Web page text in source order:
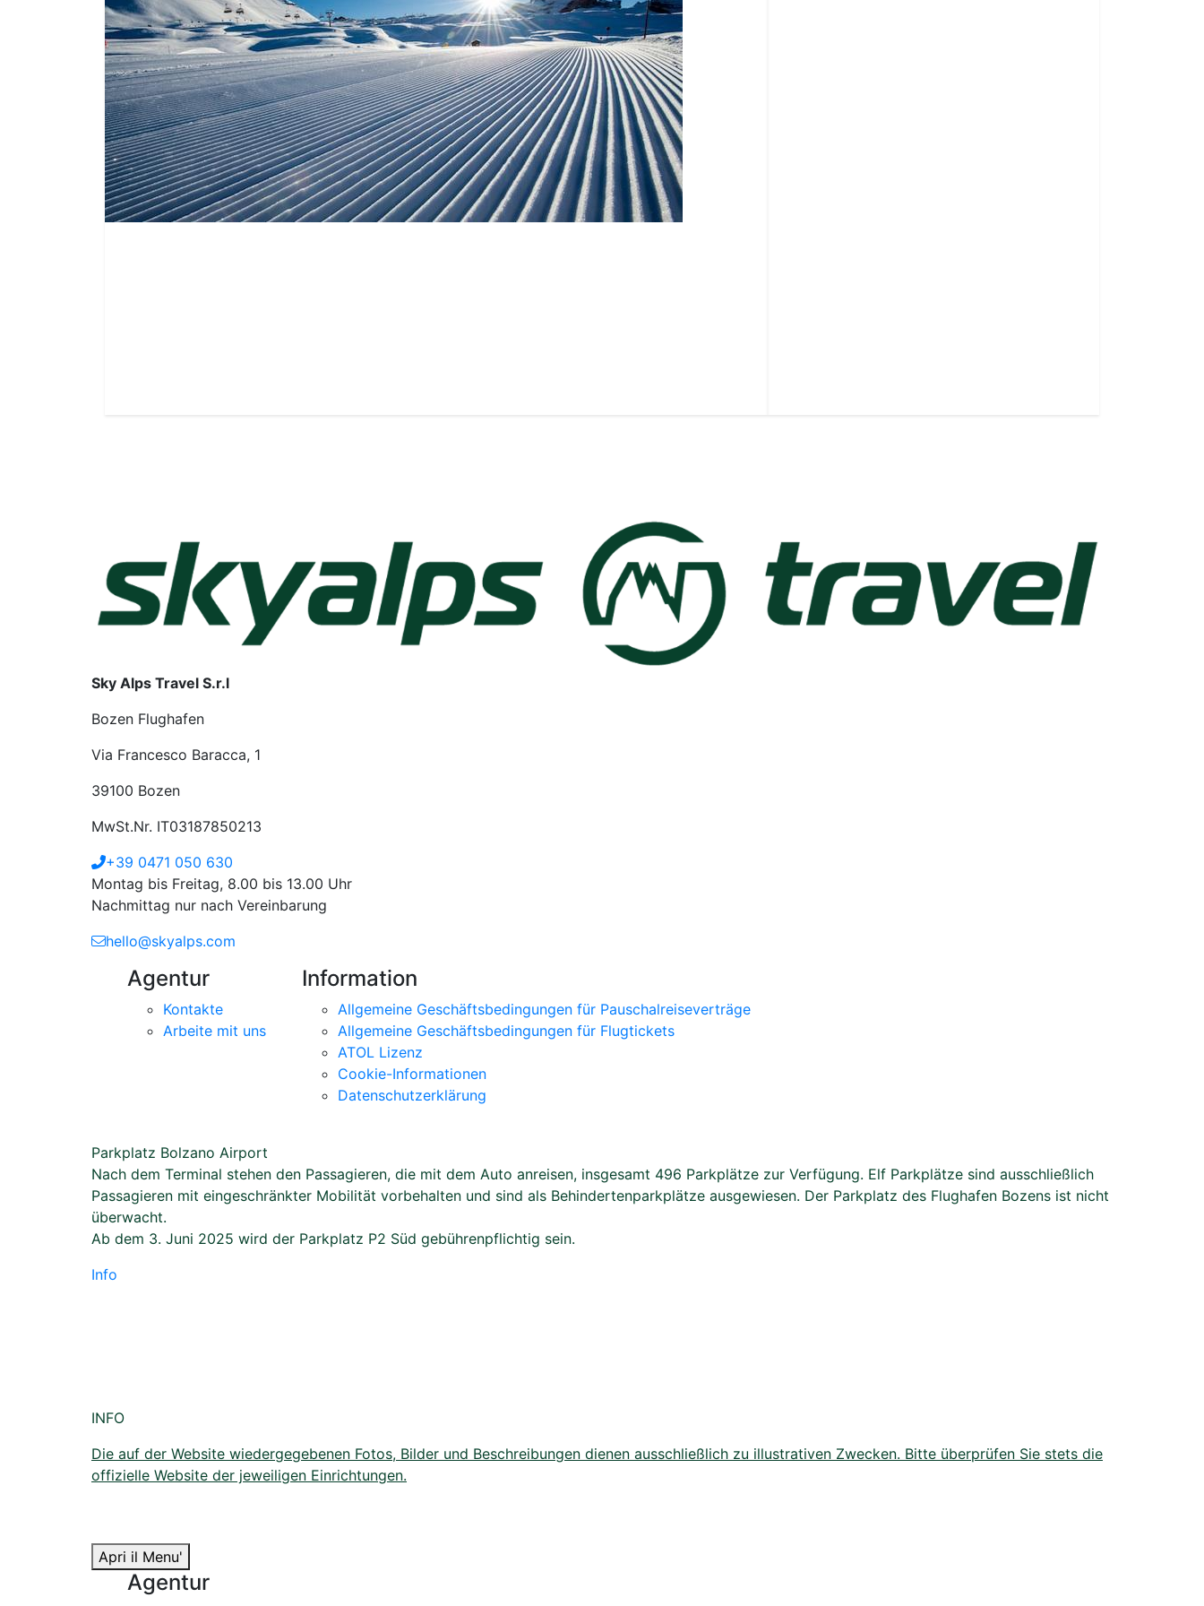
Sky Alps Travel S.r.l
Bozen Flughafen
Via Francesco Baracca, 1
39100 Bozen
MwSt.Nr. IT03187850213
+39 0471 050 630
Montag bis Freitag, 8.00 bis 13.00 Uhr
Nachmittag nur nach Vereinbarung
hello@skyalps.com
Agentur
Kontakte
Arbeite mit uns
Information
Allgemeine Geschäftsbedingungen für Pauschalreiseverträge
Allgemeine Geschäftsbedingungen für Flugtickets
ATOL Lizenz
Cookie-Informationen
Datenschutzerklärung
Parkplatz Bolzano Airport
Nach dem Terminal stehen den Passagieren, die mit dem Auto anreisen, insgesamt 496 Parkplätze zur Verfügung. Elf Parkplätze sind ausschließlich
Passagieren mit eingeschränkter Mobilität vorbehalten und sind als Behindertenparkplätze ausgewiesen. Der Parkplatz des Flughafen Bozens ist nicht
überwacht.
Ab dem 3. Juni 2025 wird der Parkplatz P2 Süd gebührenpflichtig sein.
Info
INFO
Die auf der Website wiedergegebenen Fotos, Bilder und Beschreibungen dienen ausschließlich zu illustrativen Zwecken. Bitte überprüfen Sie stets die
offizielle Website der jeweiligen Einrichtungen.
Apri il Menu'
Agentur